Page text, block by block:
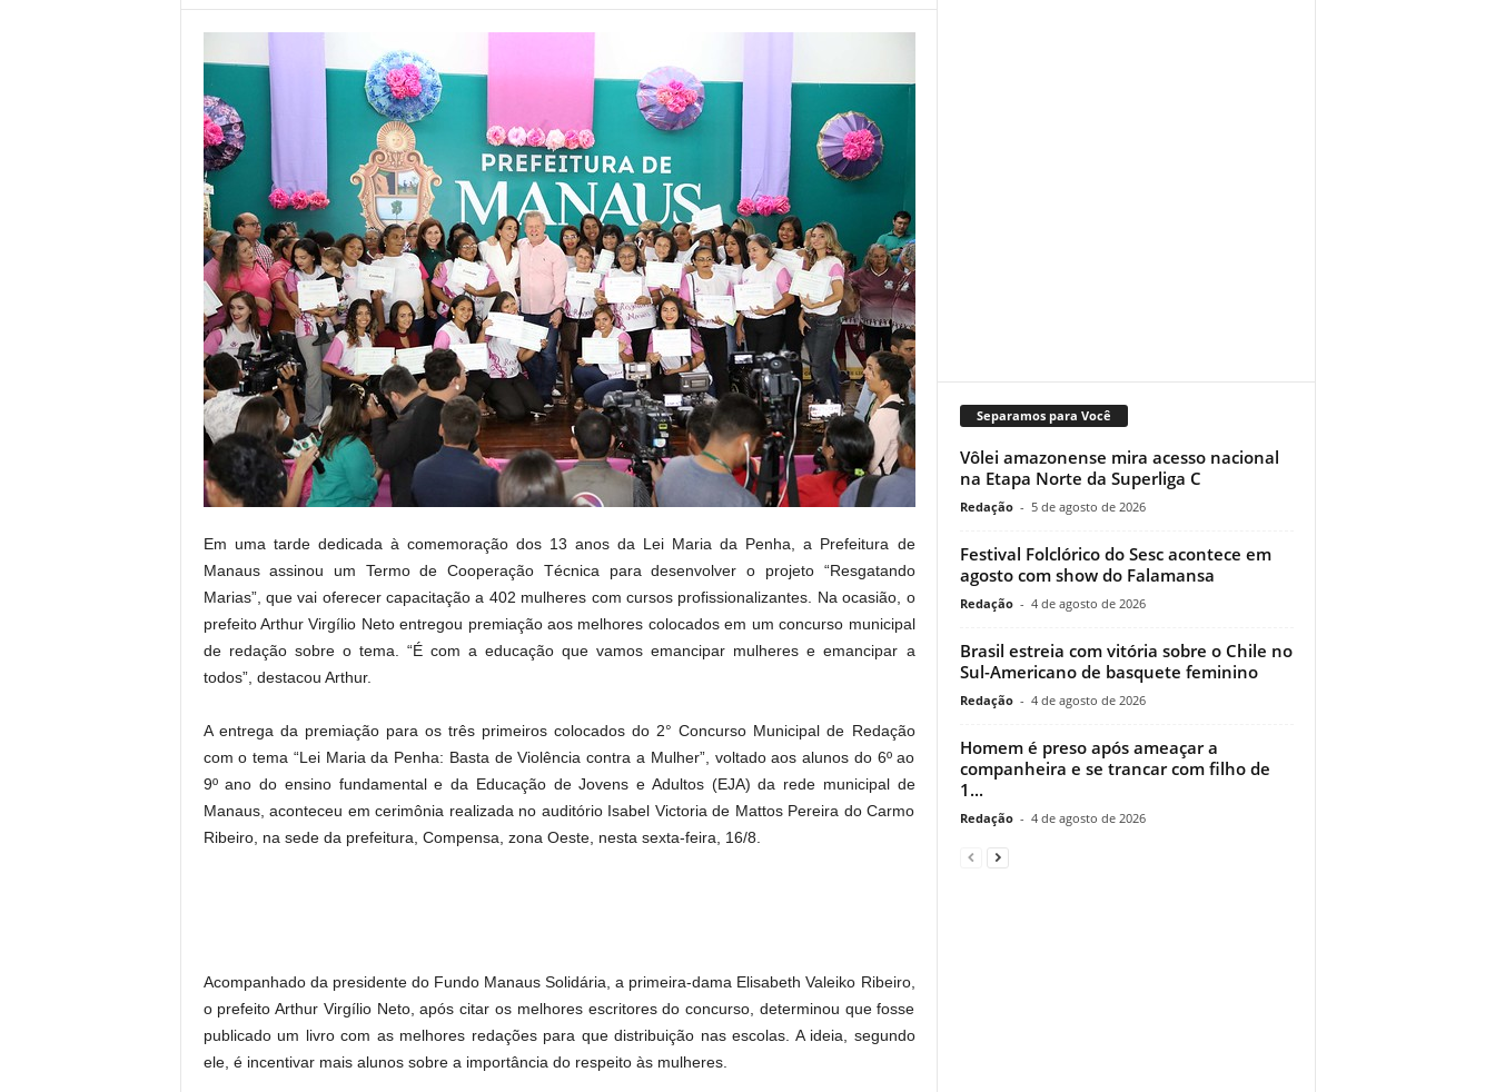
Em uma tarde dedicada à comemoração dos 13 anos da Lei Maria da Penha, a Prefeitura de
Manaus assinou um Termo de Cooperação Técnica para desenvolver o projeto “Resgatando
Marias”, que vai oferecer capacitação a 402 mulheres com cursos profissionalizantes. Na ocasião, o
prefeito Arthur Virgílio Neto entregou premiação aos melhores colocados em um concurso municipal
de redação sobre o tema. “É com a educação que vamos emancipar mulheres e emancipar a
todos”, destacou Arthur.
A entrega da premiação para os três primeiros colocados do 2° Concurso Municipal de Redação
com o tema “Lei Maria da Penha: Basta de Violência contra a Mulher”, voltado aos alunos do 6º ao
9º ano do ensino fundamental e da Educação de Jovens e Adultos (EJA) da rede municipal de
Manaus, aconteceu em cerimônia realizada no auditório Isabel Victoria de Mattos Pereira do Carmo
Ribeiro, na sede da prefeitura, Compensa, zona Oeste, nesta sexta-feira, 16/8.
Acompanhado da presidente do Fundo Manaus Solidária, a primeira-dama Elisabeth Valeiko Ribeiro,
o prefeito Arthur Virgílio Neto, após citar os melhores escritores do concurso, determinou que fosse
publicado um livro com as melhores redações para que distribuição nas escolas. A ideia, segundo
ele, é incentivar mais alunos sobre a importância do respeito às mulheres.
Separamos para Você
Vôlei amazonense mira acesso nacional
na Etapa Norte da Superliga C
Redação - 5 de agosto de 2026
Festival Folclórico do Sesc acontece em
agosto com show do Falamansa
Redação - 4 de agosto de 2026
Brasil estreia com vitória sobre o Chile no
Sul-Americano de basquete feminino
Redação - 4 de agosto de 2026
Homem é preso após ameaçar a
companheira e se trancar com filho de
1...
Redação - 4 de agosto de 2026